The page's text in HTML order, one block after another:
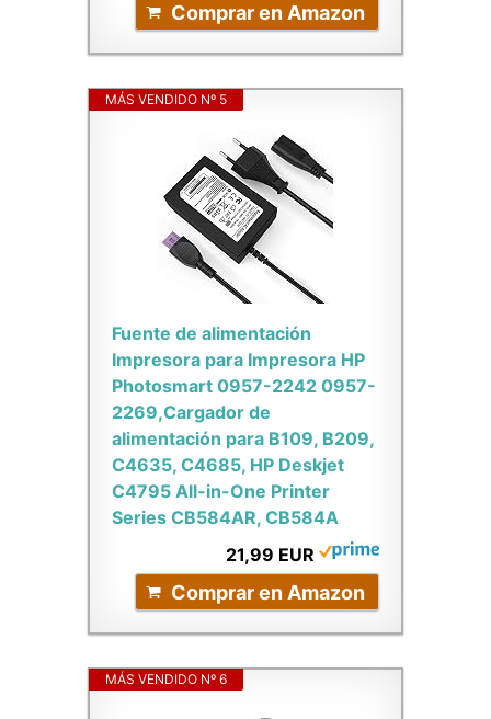
Comprar en Amazon
MÁS VENDIDO Nº 5
Fuente de alimentación
Impresora para Impresora HP
Photosmart 0957-2242 0957-
2269,Cargador de
alimentación para B109, B209,
C4635, C4685, HP Deskjet
C4795 All-in-One Printer
Series CB584AR, CB584A
21,99 EUR
Comprar en Amazon
MÁS VENDIDO Nº 6